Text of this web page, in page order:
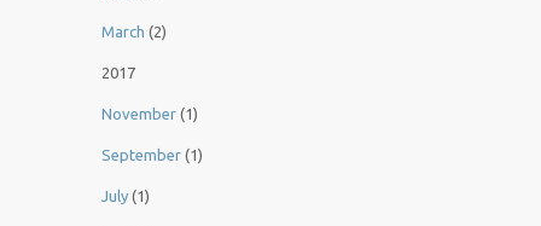
March (2)
2017
November (1)
September (1)
July (1)